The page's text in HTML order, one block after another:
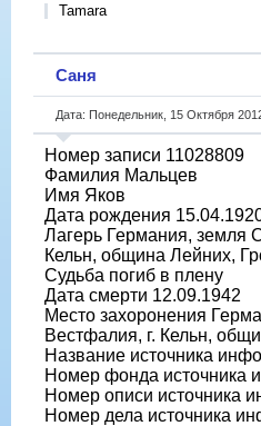
Tamara
Саня
Дата: Понедельник, 15 Октября
Номер записи 11028809
Фамилия Мальцев
Имя Яков
Дата рождения
Лагерь Германия, земля
Кельн, община Лейних,
Судьба погиб в плену
Дата смерти 12.09.1942
Место захоронения
Вестфалия, г. Кельн,
Название источника
Номер фонда источника
Номер описи источника
Номер дела источника